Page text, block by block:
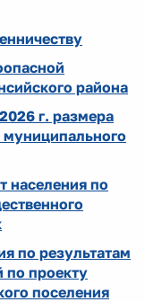
района
г. размера
населения по
по результатам
по проекту
поселения